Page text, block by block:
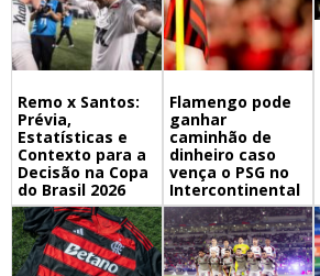
Remo x Santos:
Prévia,
Estatísticas e
Contexto para a
Decisão na Copa
do Brasil 2026
Flamengo pode
ganhar
caminhão de
dinheiro caso
vença o PSG no
Intercontinental